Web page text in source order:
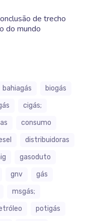
de trecho
do mundo
bahiagás
biogás
cigás;
consumo
distribuidoras
gasoduto
gnv
gás
msgás;
potigás